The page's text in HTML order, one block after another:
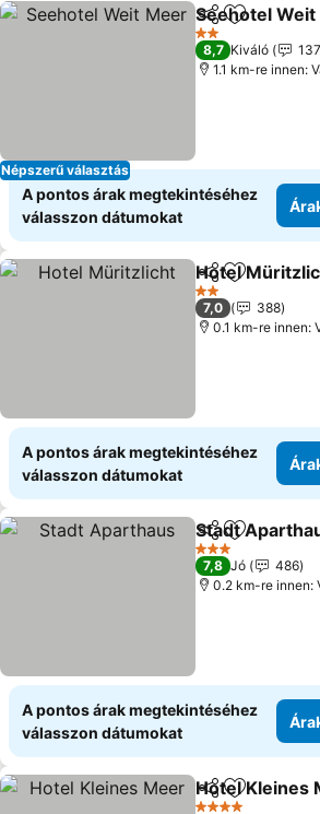
Népszerű választás
Megosztás
Seehotel
2 Kategória
8,7 Kiváló
1.1 km-re innen:
A pontos árak megtekintéséhez
válasszon dátumokat
Megosztás
Hotel
2 Kategória
7,0
388
0.1 km-re innen:
A pontos árak megtekintéséhez
válasszon dátumokat
Megosztás
Stadt
3 Kategória
7,8 Jó
486
0.2 km-re innen:
A pontos árak megtekintéséhez
válasszon dátumokat
Megosztás
Hotel Kleines